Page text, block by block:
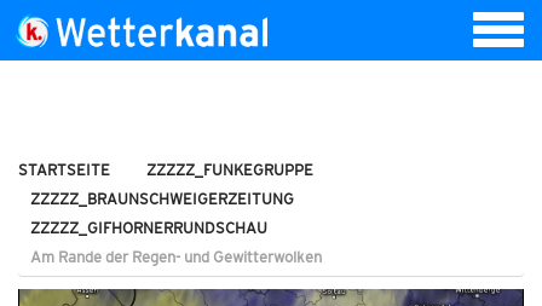
STARTSEITE
ZZZZZ_FUNKEGRUPPE
ZZZZZ_BRAUNSCHWEIGERZEITUNG
ZZZZZ_GIFHORNERRUNDSCHAU
Am Rande der Regen- und Gewitterwolken